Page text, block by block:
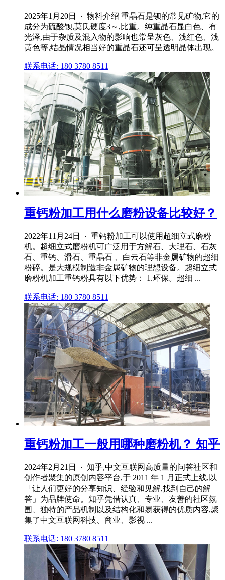
2025年1月20日 · 物料介绍 重晶石是钡的常见矿物,它的
成分为硫酸钡,莫氏硬度3～,比重。纯重晶石显白色、有
光泽,由于杂质及混入物的影响也常呈灰色、浅红色、浅
黄色等,结晶情况相当好的重晶石还可呈透明晶体出现。
联系电话: 180 3780 8511
重钙粉加工用什么磨粉设备比较好？
2022年11月24日 · 重钙粉加工可以使用超细立式磨粉
机。超细立式磨粉机可广泛用于方解石、大理石、石灰
石、重钙、滑石、重晶石 、白云石等非金属矿物的超细
粉碎。是大规模制造非金属矿物的理想设备。超细立式
磨粉机加工重钙粉具有以下优势： 1.环保。超细 ...
联系电话: 180 3780 8511
重钙粉加工一般用哪种磨粉机？ 知乎
2024年2月21日 · 知乎,中文互联网高质量的问答社区和
创作者聚集的原创内容平台,于 2011 年 1 月正式上线,以
「让人们更好的分享知识、经验和见解,找到自己的解
答」为品牌使命。知乎凭借认真、专业、友善的社区氛
围、独特的产品机制以及结构化和易获得的优质内容,聚
集了中文互联网科技、商业、影视 ...
联系电话: 180 3780 8511